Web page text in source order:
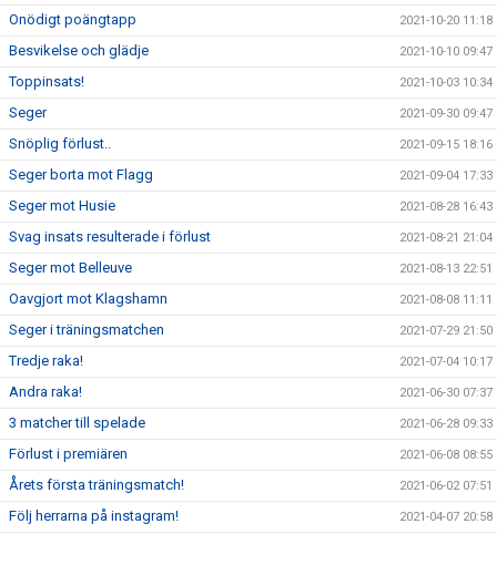
Onödigt poängtapp 2021-10-20 11:18
Besvikelse och glädje 2021-10-10 09:47
Toppinsats! 2021-10-03 10:34
Seger 2021-09-30 09:47
Snöplig förlust.. 2021-09-15 18:16
Seger borta mot Flagg 2021-09-04 17:33
Seger mot Husie 2021-08-28 16:43
Svag insats resulterade i förlust 2021-08-21 21:04
Seger mot Belleuve 2021-08-13 22:51
Oavgjort mot Klagshamn 2021-08-08 11:11
Seger i träningsmatchen 2021-07-29 21:50
Tredje raka! 2021-07-04 10:17
Andra raka! 2021-06-30 07:37
3 matcher till spelade 2021-06-28 09:33
Förlust i premiären 2021-06-08 08:55
Årets första träningsmatch! 2021-06-02 07:51
Följ herrarna på instagram! 2021-04-07 20:58